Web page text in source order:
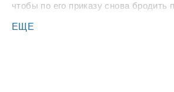
чтобы по его приказу снова бродить
зубами.
ЕЩЕ